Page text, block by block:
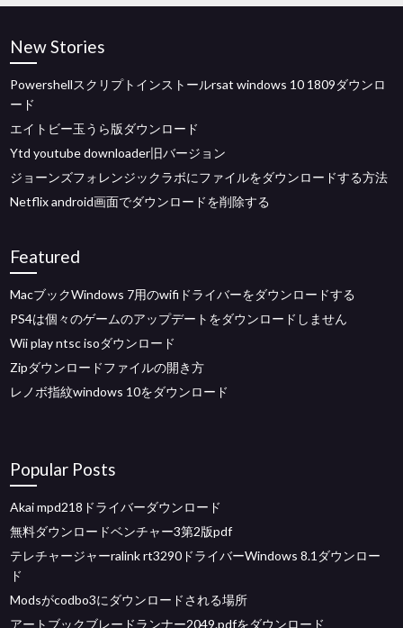
New Stories
Powershellスクリプトインストールrsat windows 10 1809ダウンロ
ード
エイトビー玉うら版ダウンロード
Ytd youtube downloader旧バージョン
ジョーンズフォレンジックラボにファイルをダウンロードする方法
Netflix android画面でダウンロードを削除する
Featured
MacブックWindows 7用のwifiドライバーをダウンロードする
PS4は個々のゲームのアップデートをダウンロードしません
Wii play ntsc isoダウンロード
Zipダウンロードファイルの開き方
レノボ指紋windows 10をダウンロード
Popular Posts
Akai mpd218ドライバーダウンロード
無料ダウンロードベンチャー3第2版pdf
テレチャージャーralink rt3290ドライバーWindows 8.1ダウンロー
ド
Modsがcodbo3にダウンロードされる場所
アートブックブレードランナー2049.pdfをダウンロード